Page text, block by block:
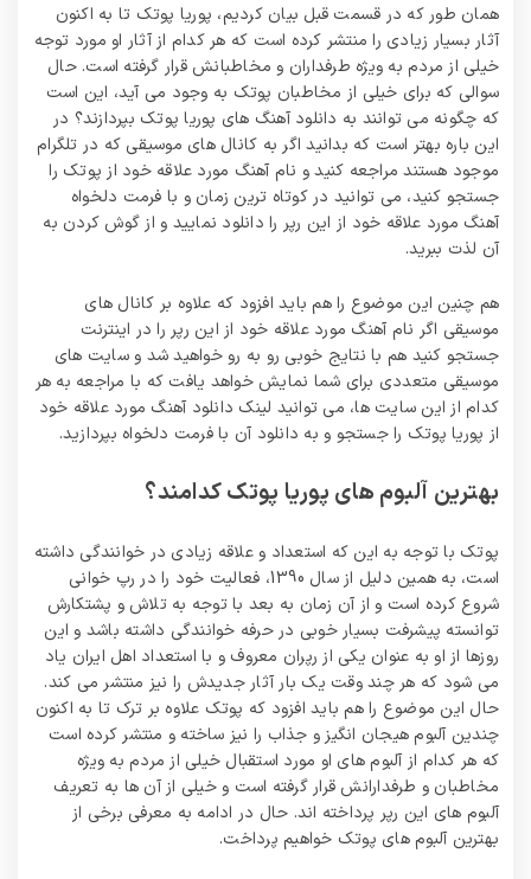
همان طور که در قسمت قبل بیان کردیم، پوریا پوتک تا به اکنون
آثار بسیار زیادی را منتشر کرده است که هر کدام از آثار او مورد توجه
خیلی از مردم به ویژه طرفداران و مخاطبانش قرار گرفته است. حال
سوالی که برای خیلی از مخاطبان پوتک به وجود می آید، این است
که چگونه می‌ توانند به دانلود آهنگ های پوریا پوتک بپردازند؟ در
این باره بهتر است که بدانید اگر به کانال های موسیقی که در تلگرام
موجود هستند مراجعه کنید و نام آهنگ مورد علاقه خود از پوتک را
جستجو کنید، می توانید در کوتاه ترین زمان و با فرمت دلخواه
آهنگ مورد علاقه خود از این رپر را دانلود نمایید و از گوش کردن به
آن لذت ببرید.
هم چنین این موضوع را هم باید افزود که علاوه بر کانال های
موسیقی اگر نام آهنگ مورد علاقه خود از این رپر را در اینترنت
جستجو کنید هم با نتایج خوبی رو به رو خواهید شد و سایت های
موسیقی متعددی برای شما نمایش خواهد یافت که با مراجعه به هر
کدام از این سایت ها، می توانید لینک دانلود آهنگ مورد علاقه خود
از پوریا پوتک را جستجو و به دانلود آن با فرمت دلخواه بپردازید.
بهترین آلبوم های پوریا پوتک کدامند؟
پوتک با توجه به این که استعداد و علاقه زیادی در خوانندگی داشته
است، به همین دلیل از سال 1390، فعالیت خود را در رپ خوانی
شروع کرده است و از آن زمان به بعد با توجه به تلاش و پشتکارش
توانسته پیشرفت بسیار خوبی در حرفه خوانندگی داشته باشد و این
روزها از او به عنوان یکی از رپران معروف و با استعداد اهل ایران یاد
می‌ شود که هر چند وقت یک بار آثار جدیدش را نیز منتشر می کند.
حال این موضوع را هم باید افزود که پوتک علاوه بر ترک تا به اکنون
چندین آلبوم هیجان انگیز و جذاب را نیز ساخته و منتشر کرده است
که هر کدام از آلبوم های او مورد استقبال خیلی از مردم به ویژه
مخاطبان و طرفدارانش قرار گرفته است و خیلی از آن ها به تعریف
آلبوم های این رپر پرداخته اند. حال در ادامه به معرفی برخی از
بهترین آلبوم های پوتک خواهیم پرداخت.